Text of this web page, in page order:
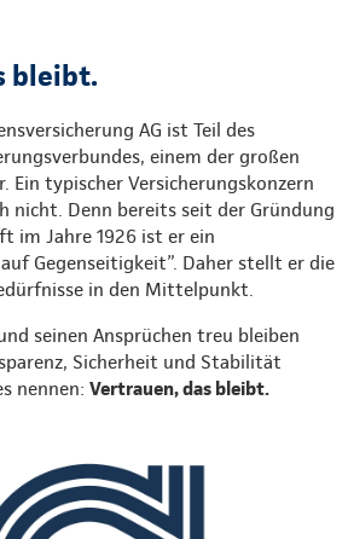
bleibt.
AG ist Teil des
einem der großen
Ein typischer Versicherungskonzern
nicht. Denn bereits seit der Gründung
im Jahre 1926 ist er ein
Gegenseitigkeit”. Daher stellt er die
in den Mittelpunkt.
seinen Ansprüchen treu bleiben
Sicherheit und Stabilität
nennen: Vertrauen, das bleibt.